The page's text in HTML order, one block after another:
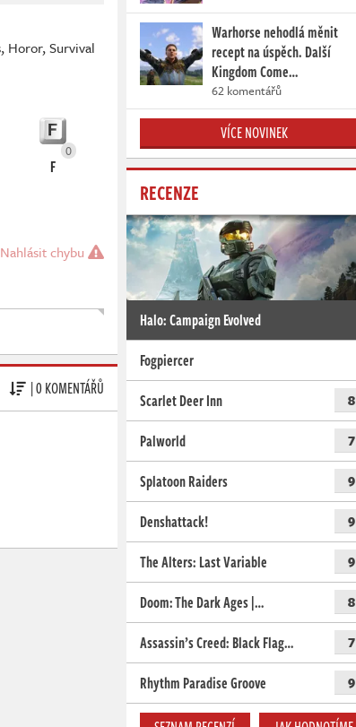
, Horor,Survival
0
F
Nahlásit chybu
| 0 KOMENTÁŘŮ
Warhorse nehodlá měnit
recept na úspěch. Další
Kingdom Come…
62 komentářů
VÍCE NOVINEK
RECENZE
Halo: Campaign Evolved
Fogpiercer
Scarlet Deer Inn
8
Palworld 7
Splatoon Raiders 9
Denshattack! 9
The Alters: Last Variable 9
Doom: The Dark Ages |… 8
Assassin’s Creed: Black Flag… 7
Rhythm Paradise Groove 9